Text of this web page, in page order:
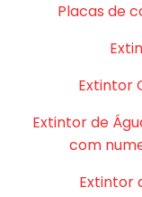
Placas de
Extintor
Extintor de
com
Extintor